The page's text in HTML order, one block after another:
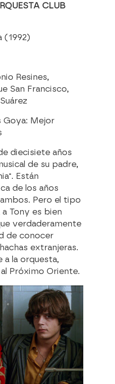
CLUB
(1992)
Resines,
San Francisco,
Goya: Mejor
diecisiete años
de su padre,
Están
de los años
Pero el tipo
Tony es bien
verdaderamente
de conocer
extranjeras.
a la orquesta,
Próximo Oriente.